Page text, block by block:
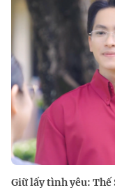
Giữ lấy tình yêu: Thế